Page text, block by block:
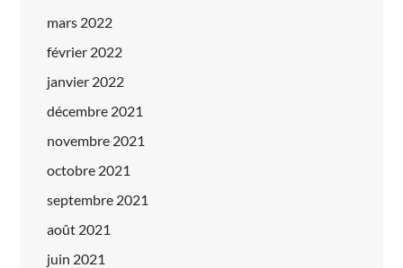
mars 2022
février 2022
janvier 2022
décembre 2021
novembre 2021
octobre 2021
septembre 2021
août 2021
juin 2021